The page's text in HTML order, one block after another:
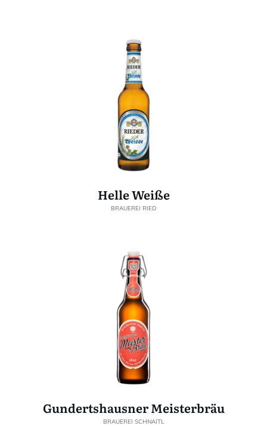
Helle Weiße
BRAUEREI RIED
Gundertshausner Meisterbräu
BRAUEREI SCHNAITL